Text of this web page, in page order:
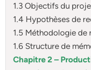
1.3 Objectifs du
1.4 Hypothèses de
1.5 Méthodologie de
1.6 Structure de
Chapitre 2 –